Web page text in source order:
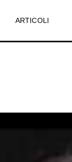
ARTICOLI